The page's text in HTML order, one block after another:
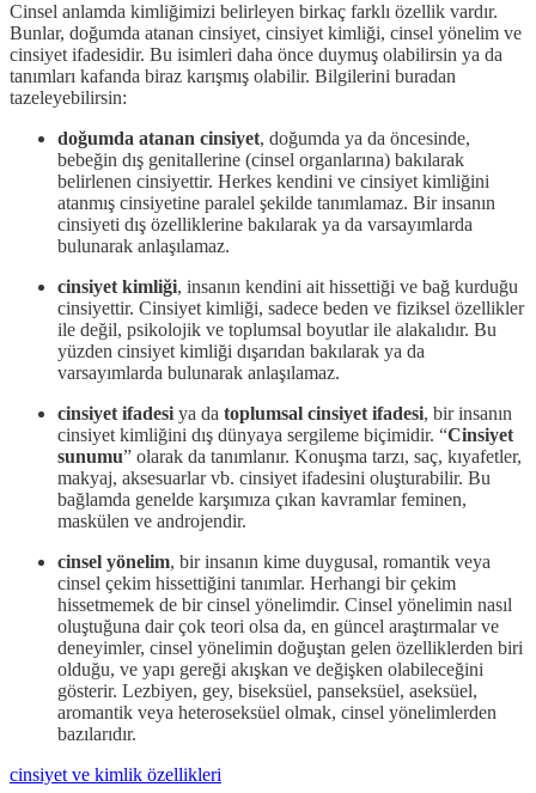
Cinsel anlamda kimliğimizi belirleyen birkaç farklı özellik vardır.
Bunlar, doğumda atanan cinsiyet, cinsiyet kimliği, cinsel yönelim ve
cinsiyet ifadesidir. Bu isimleri daha önce duymuş olabilirsin ya da
tanımları kafanda biraz karışmış olabilir. Bilgilerini buradan
tazeleyebilirsin:
doğumda atanan cinsiyet, doğumda ya da öncesinde,
bebeğin dış genitallerine (cinsel organlarına) bakılarak
belirlenen cinsiyettir. Herkes kendini ve cinsiyet kimliğini
atanmış cinsiyetine paralel şekilde tanımlamaz. Bir insanın
cinsiyeti dış özelliklerine bakılarak ya da varsayımlarda
bulunarak anlaşılamaz.
cinsiyet kimliği, insanın kendini ait hissettiği ve bağ kurduğu
cinsiyettir. Cinsiyet kimliği, sadece beden ve fiziksel özellikler
ile değil, psikolojik ve toplumsal boyutlar ile alakalıdır. Bu
yüzden cinsiyet kimliği dışarıdan bakılarak ya da
varsayımlarda bulunarak anlaşılamaz.
cinsiyet ifadesi ya da toplumsal cinsiyet ifadesi, bir insanın
cinsiyet kimliğini dış dünyaya sergileme biçimidir. “Cinsiyet
sunumu” olarak da tanımlanır. Konuşma tarzı, saç, kıyafetler,
makyaj, aksesuarlar vb. cinsiyet ifadesini oluşturabilir. Bu
bağlamda genelde karşımıza çıkan kavramlar feminen,
maskülen ve androjendir.
cinsel yönelim, bir insanın kime duygusal, romantik veya
cinsel çekim hissettiğini tanımlar. Herhangi bir çekim
hissetmemek de bir cinsel yönelimdir. Cinsel yönelimin nasıl
oluştuğuna dair çok teori olsa da, en güncel araştırmalar ve
deneyimler, cinsel yönelimin doğuştan gelen özelliklerden biri
olduğu, ve yapı gereği akışkan ve değişken olabileceğini
gösterir. Lezbiyen, gey, biseksüel, panseksüel, aseksüel,
aromantik veya heteroseksüel olmak, cinsel yönelimlerden
bazılarıdır.
cinsiyet ve kimlik özellikleri